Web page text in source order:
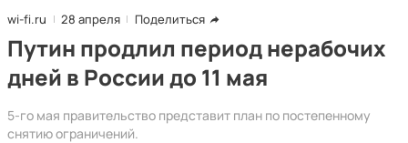
wi-fi.ru 28 апреля Поделиться
Путин продлил период нерабочих
дней в России до 11 мая
5-го мая правительство представит план по постепенному
снятию ограничений.